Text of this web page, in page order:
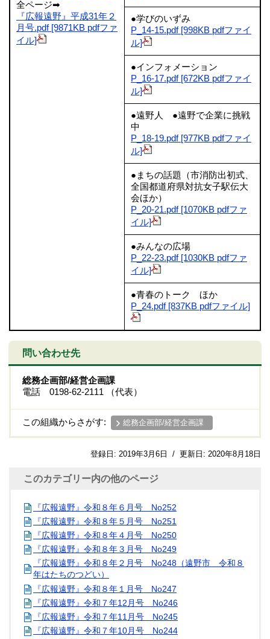
全ページ➡
『広報遠野』平成31年２
月号.pdf [9871KB pdfファ
イル]
●学びのいずみ
P_14-15.pdf [998KB pdfファイ
ル]
●インフォメーション
P_16-17.pdf [672KB pdfファイ
ル]
●遠野人 ●遠野で企業に挑戦
中
P_18-19.pdf [977KB pdfファイ
ル]
●まちの話題（市消防出初式、
全国都道府県対抗女子駅伝大
会ほか）
P_20-21.pdf [1070KB pdfファ
イル]
●みんなの広場
P_22-23.pdf [1030KB pdfファ
イル]
●青春のトーク ほか
P_24.pdf [837KB pdfファイル]
問い合わせ先
総務企画部/経営企画課
電話 0198-62-2111 （代表）
この組織からさがす: 総務企画部/経営企画課
登録日: 2019年3月6日 / 更新日: 2020年8月18日
このカテゴリー内の他のページ
『広報遠野』令和８年６月号 No252
『広報遠野』令和８年５月号 No251
『広報遠野』令和８年４月号 No250
『広報遠野』令和８年３月号 No249
『広報遠野』令和８年２月号 No248（遠野市 令和８
年はたちのつどい）
『広報遠野』令和８年１月号 No247
『広報遠野』令和７年12月号 No246
『広報遠野』令和７年11月号 No245
『広報遠野』令和７年10月号 No244